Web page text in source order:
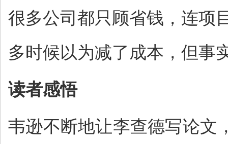
很多公司都只顾省钱，连项
多时候以为减了成本，但事
读者感悟
韦逊不断地让李查德写论文